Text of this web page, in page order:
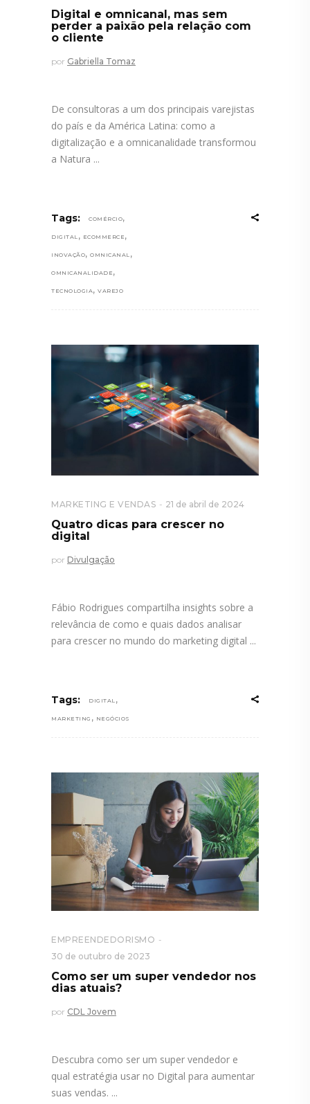
Digital e omnicanal, mas sem
perder a paixão pela relação com
o cliente
por Gabriella Tomaz
De consultoras a um dos principais varejistas
do país e da América Latina: como a
digitalização e a omnicanalidade transformou
a Natura
Tags: COMÉRCIO,
DIGITAL , ECOMMERCE ,
INOVAÇÃO, OMNICANAL ,
OMNICANALIDADE ,
TECNOLOGIA , VAREJO
MARKETING E VENDAS 21 de abril de 2024
Quatro dicas para crescer no
digital
por Divulgação
Fábio Rodrigues compartilha insights sobre a
relevância de como e quais dados analisar
para crescer no mundo do marketing digital
Tags: DIGITAL ,
MARKETING , NEGÓCIOS
EMPREENDEDORISMO
30 de outubro de 2023
Como ser um super vendedor nos
dias atuais?
por CDL Jovem
Descubra como ser um super vendedor e
qual estratégia usar no Digital para aumentar
suas vendas.